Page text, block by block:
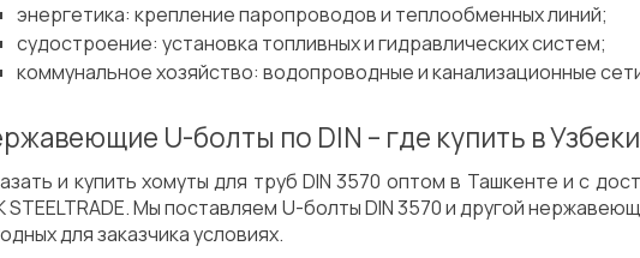
энергетика: крепление паропроводов и теплообменных линий;
судостроение: установка топливных и гидравлических систем;
коммунальное хозяйство: водопроводные и канализационные
U-болты по DIN – где купить в
и купить хомуты для труб DIN 3570 оптом в Ташкенте и с
STEELTRADE. Мы поставляем U-болты DIN 3570 и другой
для заказчика условиях.